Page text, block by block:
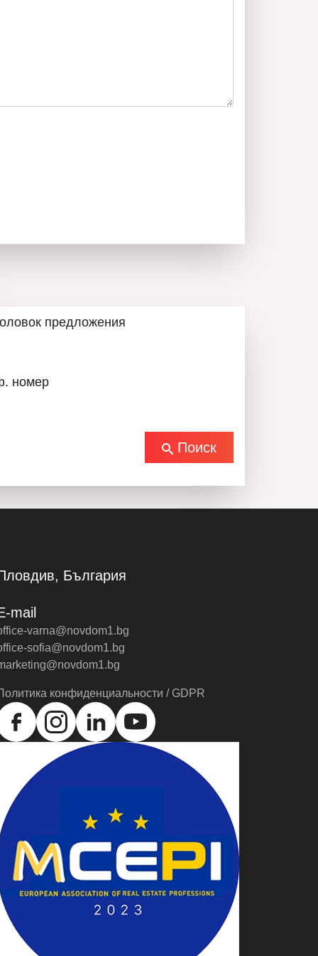
с Младост 2 и станцией метро Александр
Фантастико, автобусные остановки.
артериям, административным
детским садам, автобусным остановкам,
Юридическим отделом
условиях, включая выбор банка.
» — гарантирующий при необходимости
«под ключ» на самых выгодных условиях и по
СТОЯНОВ
0879900430
ВСЕ ОБЪЯВЛЕНИЯ
предложения
номер
Поиск
България
mail
varna@novdom1.bg
sofia@novdom1.bg
конфиденциальности / GDPR